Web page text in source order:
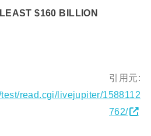
$160 BILLION
引用元:
read.cgi/livejupiter/1588112
762/